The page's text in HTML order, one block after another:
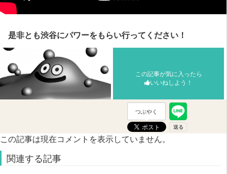
是非とも渋谷にパワーをもらい行ってください！
この記事が気に入ったら
いいねしよう！
つぶやく
この記事は現在コメントを表示していません。
関連する記事